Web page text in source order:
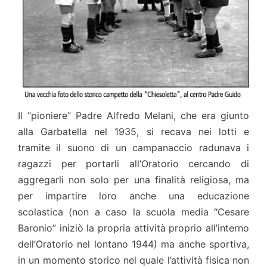
Il “pioniere” Padre Alfredo Melani, che era giunto
alla Garbatella nel 1935, si recava nei lotti e
tramite il suono di un campanaccio radunava i
ragazzi per portarli all’Oratorio cercando di
aggregarli non solo per una finalità religiosa, ma
per impartire loro anche una educazione
scolastica (non a caso la scuola media “Cesare
Baronio” iniziò la propria attività proprio all’interno
dell’Oratorio nel lontano 1944) ma anche sportiva,
in un momento storico nel quale l’attività fisica non